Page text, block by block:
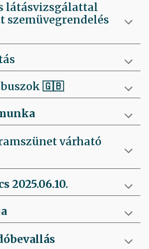
látásvizsgálattal
szemüvegrendelés
buszok 🇬🇧
várható
2025.06.10.